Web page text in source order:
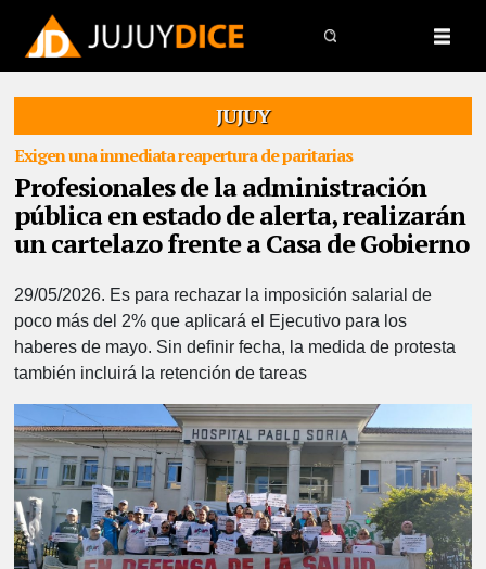
JUJUY
Exigen una inmediata reapertura de paritarias
Profesionales de la administración
pública en estado de alerta, realizarán
un cartelazo frente a Casa de Gobierno
29/05/2026. Es para rechazar la imposición salarial de
poco más del 2% que aplicará el Ejecutivo para los
haberes de mayo. Sin definir fecha, la medida de protesta
también incluirá la retención de tareas